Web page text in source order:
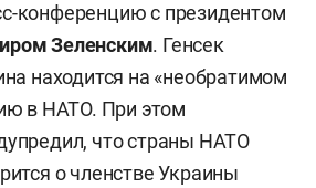
конференцию с президентом
Зеленским. Генсек
находится на «необратимом
в НАТО. При этом
что страны НАТО
о членстве Украины